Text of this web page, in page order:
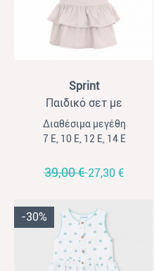
Sprint
Παιδικό σετ με
σορτσόφουστα για
κορίτσια Sprint γκρι
Διαθέσιμα μεγέθη
7 Ε, 10 Ε, 12 Ε, 14 Ε
39,00 €27,30 €
-30%